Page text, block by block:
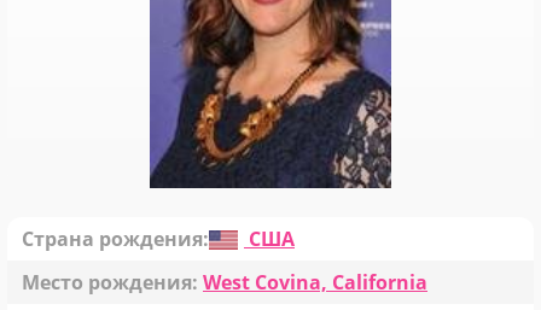
Страна рождения:
США
Место рождения: West Covina, California